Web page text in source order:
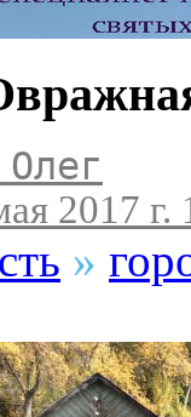
2017 г.
»